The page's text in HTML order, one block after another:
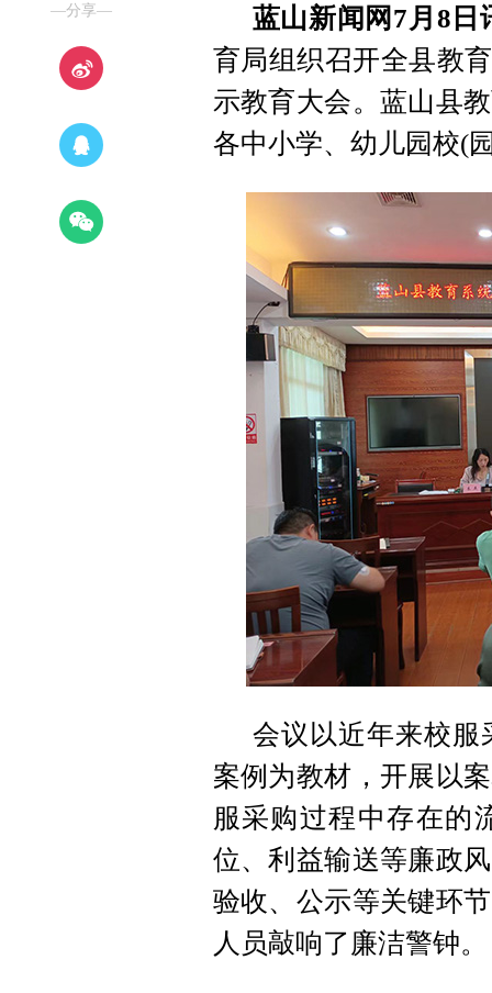
—分享—
蓝山新闻网7月8日
育局组织召开全县教
示教育大会。蓝山县
各中小学、幼儿园校(
会议以近年来校服
案例为教材，开展以
服采购过程中存在的
位、利益输送等廉政
验收、公示等关键环
人员敲响了廉洁警钟。